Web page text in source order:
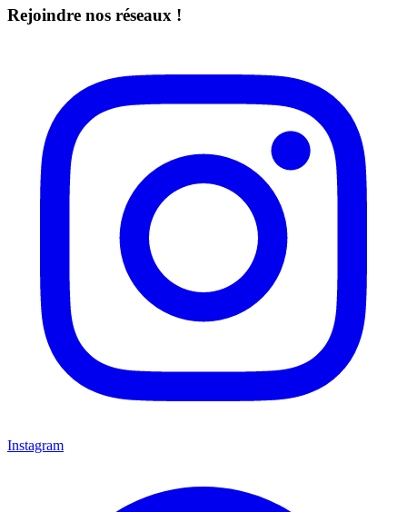
Rejoindre nos réseaux !
Instagram